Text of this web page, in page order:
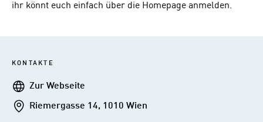
ihr könnt euch einfach über die Homepage anmelden.
KONTAKTE
WebseiteZur Webseite
AddresseRiemergasse 14, 1010 Wien